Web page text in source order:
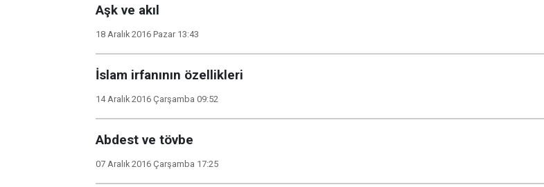
Aşk ve akıl
18 Aralık 2016 Pazar 13:43
İslam irfanının özellikleri
14 Aralık 2016 Çarşamba 09:52
Abdest ve tövbe
07 Aralık 2016 Çarşamba 17:25